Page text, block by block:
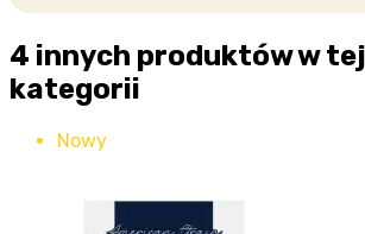
4 innych produktów w
kategorii
Nowy